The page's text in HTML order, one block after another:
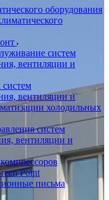
оборудования
систем
вентиляции и
систем
вентиляции и
холодильных
систем
вентиляции и
Point
письма